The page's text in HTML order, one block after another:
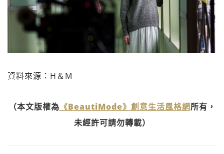
資料來源：H＆M
（本文版權為 《BeautiMode》創意生活風格網所有，
未經許可請勿轉載）